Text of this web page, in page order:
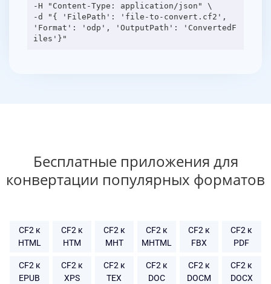
-H "Content-Type: application/json" \
-d "{ 'FilePath': 'file-to-convert.cf2',
'Format': 'odp', 'OutputPath': 'ConvertedF
Бесплатные приложения для
конвертации популярных форматов
CF2 к
HTML
CF2 к
HTM
CF2 к
MHT
CF2 к
MHTML
CF2 к
FBX
CF2 к
PDF
CF2 к
EPUB
CF2 к
XPS
CF2 к
TEX
CF2 к
DOC
CF2 к
DOCM
CF2 к
DOCX